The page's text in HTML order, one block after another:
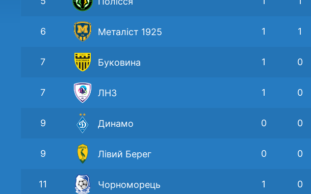
6 Металіст 1925 1 1
7 Буковина 1 0
7 ЛНЗ 1 0
9 Динамо 0 0
9 Лівий Берег 0 0
11 Чорноморець 1 0